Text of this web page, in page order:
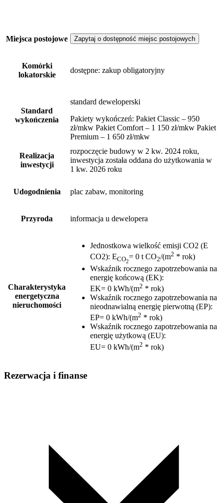
Miejsca postojowe Zapytaj o dostępność miejsc postojowych
Komórki
lokatorskie
dostępne: zakup obligatoryjny
Standard
wykończenia
standard deweloperski
Pakiety wykończeń: Pakiet Classic – 950
zł/mkw Pakiet Comfort – 1 150 zł/mkw Pakiet
Premium – 1 650 zł/mkw
Realizacja
inwestycji
rozpoczęcie budowy w 2 kw. 2024 roku,
inwestycja została oddana do użytkowania w
1 kw. 2026 roku
Udogodnienia plac zabaw, monitoring
Przyroda informacja u dewelopera
Charakterystyka
energetyczna
nieruchomości
Jednostkowa wielkość emisji CO2 (E
CO2): ECO2
= 0 t CO2/(m2 * rok)
Wskaźnik rocznego zapotrzebowania na
energię końcową (EK):
EK= 0 kWh/(m2 * rok)
Wskaźnik rocznego zapotrzebowania na
nieodnawialną energię pierwotną (EP):
EP= 0 kWh/(m2 * rok)
Wskaźnik rocznego zapotrzebowania na
energię użytkową (EU):
EU= 0 kWh/(m2 * rok)
Rezerwacja i finanse